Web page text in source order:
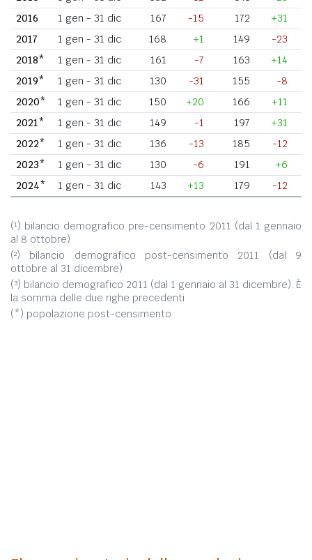
2016
1 gen - 31 dic 167 -15 172
+31
2017
1 gen - 31 dic 168 +1 149
-23
2018*
1 gen - 31 dic 161 -7 163
+14
2019*
1 gen - 31 dic 130 -31 155
-8
2020*
1 gen - 31 dic 150 +20 166
+11
2021*
1 gen - 31 dic 149 -1 197
+31
2022*
1 gen - 31 dic 136 -13 185
-12
2023*
1 gen - 31 dic 130 -6 191
+6
2024*
1 gen - 31 dic 143 +13 179 -12
(¹) bilancio demografico pre-censimento 2011 (dal 1 gennaio
al 8 ottobre)
(²) bilancio demografico post-censimento 2011 (dal 9
ottobre al 31 dicembre)
(³) bilancio demografico 2011 (dal 1 gennaio al 31 dicembre). È
la somma delle due righe precedenti
(*) popolazione post-censimento